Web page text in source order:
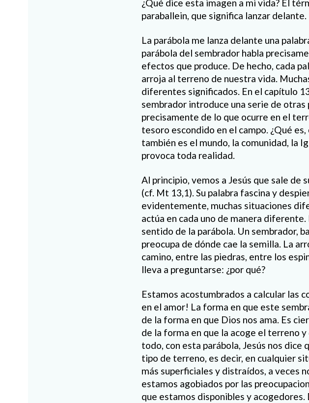
¿Qué dice esta imagen a mi vida? El
paraballein, que significa lanzar delante.
La parábola me lanza delante una
parábola del sembrador habla
efectos que produce. De hecho, cada
arroja al terreno de nuestra vida.
diferentes significados. En el capítulo
sembrador introduce una serie de otras
precisamente de lo que ocurre en el
tesoro escondido en el campo. ¿Qué
también es el mundo, la comunidad, la
provoca toda realidad.
Al principio, vemos a Jesús que sale de
(cf. Mt 13,1). Su palabra fascina y
evidentemente, muchas situaciones
actúa en cada uno de manera
sentido de la parábola. Un sembrador,
preocupa de dónde cae la semilla. La
camino, entre las piedras, entre los
lleva a preguntarse: ¿por qué?
Estamos acostumbrados a calcular las
en el amor! La forma en que este
de la forma en que Dios nos ama. Es
de la forma en que la acoge el terreno
todo, con esta parábola, Jesús nos
tipo de terreno, es decir, en cualquier
más superficiales y distraídos, a veces
estamos agobiados por las
que estamos disponibles y